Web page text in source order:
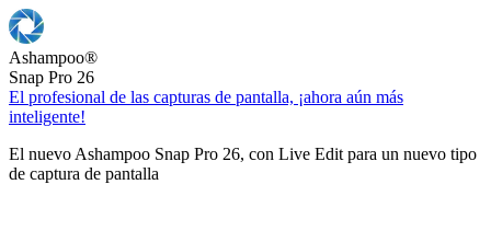
Ashampoo®
Snap Pro 26
El profesional de las capturas de pantalla, ¡ahora aún más
inteligente!
El nuevo Ashampoo Snap Pro 26, con Live Edit para un nuevo tipo
de captura de pantalla